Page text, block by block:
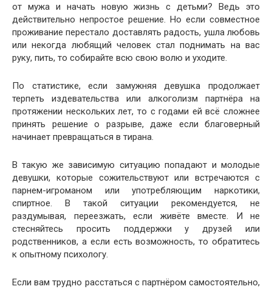
от мужа и начать новую жизнь с детьми? Ведь это
действительно непростое решение. Но если совместное
проживание перестало доставлять радость, ушла любовь
или некогда любящий человек стал поднимать на вас
руку, пить, то собирайте всю свою волю и уходите.
По статистике, если замужняя девушка продолжает
терпеть издевательства или алкоголизм партнёра на
протяжении нескольких лет, то с годами ей всё сложнее
принять решение о разрыве, даже если благоверный
начинает превращаться в тирана.
В такую же зависимую ситуацию попадают и молодые
девушки, которые сожительствуют или встречаются с
парнем-игроманом или употребляющим наркотики,
спиртное. В такой ситуации рекомендуется, не
раздумывая, переезжать, если живёте вместе. И не
стесняйтесь просить поддержки у друзей или
родственников, а если есть возможность, то обратитесь
к опытному психологу.
Если вам трудно расстаться с партнёром самостоятельно,